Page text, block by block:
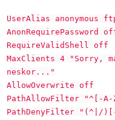
UserAlias anonymous
AnonRequirePassword
RequireValidShell off
MaxClients 4 "Sorry,
neskor..."
AllowOverwrite off
PathAllowFilter "^[-A-
PathDenyFilter "(^|/